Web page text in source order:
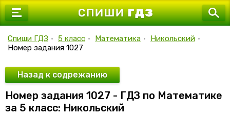
7 класс
9 класс
10 класс
11 класс
Спиши ГДЗ • 5 класс • Математика • Никольский •
Номер задания 1027
Назад к содрежанию
Номер задания 1027 - ГДЗ по Математике
за 5 класс: Никольский